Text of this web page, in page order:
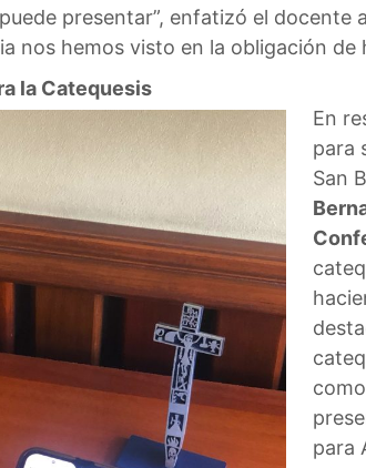
presentar”, enfatizó el
nos hemos visto en la obligación
la Catequesis
En
para
San
para